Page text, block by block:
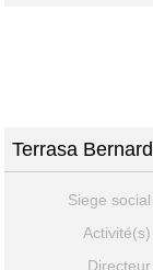
Terrasa Bernard
Siege social
Activité(s)
Directeur